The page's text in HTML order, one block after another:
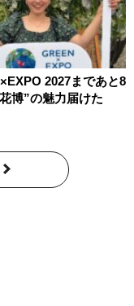
2027まであと8
博”の魅力届けた